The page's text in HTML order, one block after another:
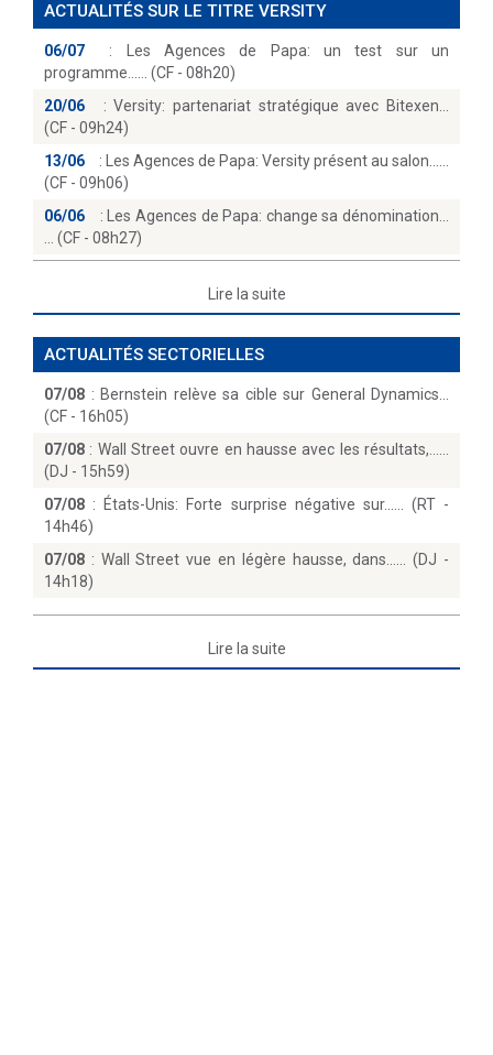
ACTUALITÉS SUR LE TITRE VERSITY
06/07 :
Les Agences de Papa: un test sur un
programme...… (CF - 08h20)
20/06
:Versity: partenariat stratégique avec Bitexen
(CF - 09h24)
13/06
:
Les Agences de Papa: Versity présent au salon...
(CF - 09h06)
06/06
:
Les Agences de Papa: change sa dénomination...
(CF - 08h27)
Lire la suite
ACTUALITÉS SECTORIELLES
07/08 : Bernstein relève sa cible sur General Dynamics
(CF - 16h05)
07/08 : Wall Street ouvre en hausse avec les résultats,...
(DJ - 15h59)
07/08 :
États-Unis: Forte surprise négative sur...… (RT -
14h46)
07/08 : Wall Street vue en légère hausse, dans...… (DJ -
14h18)
Lire la suite